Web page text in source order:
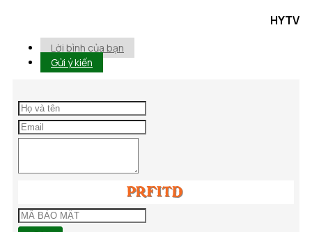
HYTV
Lời bình của bạn
Gửi ý kiến